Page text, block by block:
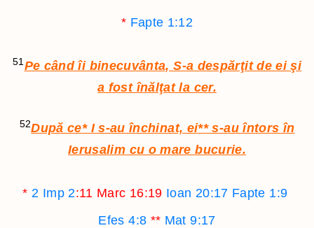
* Fapte 1:12
51 Pe când îi binecuvânta, S-a despărţit de ei şi
a fost înălţat la cer.
52După ce*I s-au închinat, ei**s-au întors în
Ierusalim cu o mare bucurie.
* 2 Imp 2:11 Marc 16:19 Ioan 20:17 Fapte 1:9
Efes 4:8 ** Mat 9:17